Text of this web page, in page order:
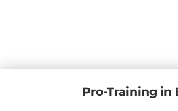
Pro-Training in